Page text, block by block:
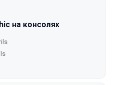
на консолях